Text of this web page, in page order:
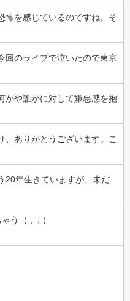
怖を感じているのですね。そ
回のライブで泣いたので東京
かや誰かに対して嫌悪感を抱
、ありがとうございます。こ
20年生きていますが、未だ
う（ ;  ; ）